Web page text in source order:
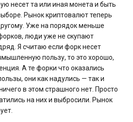
несет та или иная монета и быть
Рынок криптовалют теперь
Уже на порядок меньше
люди уже не скупают
Я считаю если форк несет
пользу, то это хорошо,
А те форки что оказались
они как надулись — так и
в этом страшного нет. Просто
на них и выбросили. Рынок